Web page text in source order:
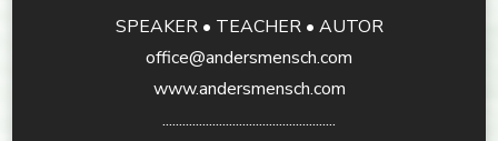
SPEAKER • TEACHER • AUTOR
office@andersmensch.com
www.andersmensch.com
....................................................